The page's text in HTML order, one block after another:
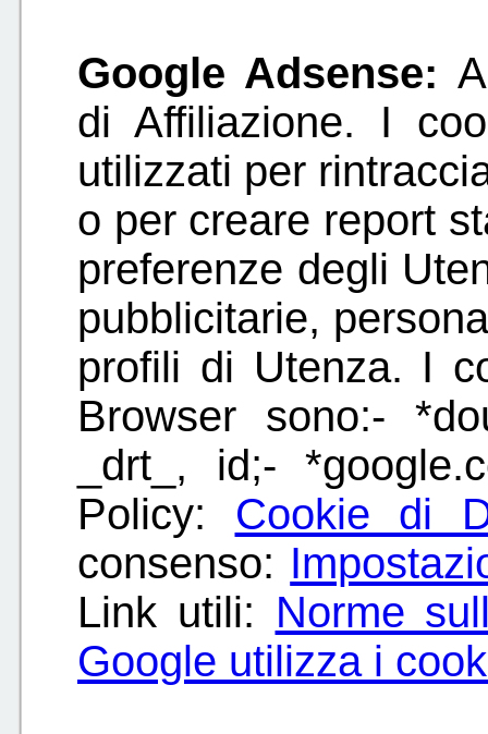
Google Adsense:
di Affiliazione. I
utilizzati per
o per creare report
preferenze degli
pubblicitarie,
profili di Utenza. I
Browser sono:-
_drt_, id;-
Policy: Cookie di
consenso:
Link utili: Norme
Google utilizza i